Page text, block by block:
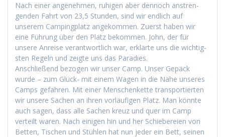
Nach ein­er angenehmen, ruhi­gen aber den­noch anstren­
gen­den Fahrt von 23,5 Stun­den, sind wir endlich auf
unserem Camp­ing­platz angekom­men. Zuerst haben wir
eine Führung über den Platz bekom­men. John, der für
unsere Anreise ver­ant­wortlich war, erk­lärte uns die wichtig­
sten Regeln und zeigte uns das Paradies.
Anschließend bezo­gen wir unser Camp. Unser Gepäck
wurde – zum Glück- mit einem Wagen in die Nähe unseres
Camps gefahren. Mit ein­er Men­schen­kette trans­portierten
wir unsere Sachen an ihren vor­läu­fi­gen Platz. Man kön­nte
auch sagen, dass alle Sachen kreuz und quer im Camp
verteilt waren. Nach eini­gen hin und her Schiebereien von
Bet­ten, Tis­chen und Stühlen hat nun jed­er ein Bett, seinen